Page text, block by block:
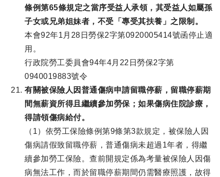
條例第65條規定之當序受益人承領，其受益人如屬孫
子女或兄弟姐妹者，不受「專受其扶養」之限制。
本會92年1月28日勞保2字第0920005414號函停止適
用。
行政院勞工委員會94年4月22日勞保2字第
0940019883號令
有關被保險人因普通傷病申請留職停薪，留職停薪期
間無薪資所得且繼續參加勞保；如果傷病住院診療，
得請領傷病給付。
（1）依勞工保險條例第9條第3款規定，被保險人因
傷病請假致留職停薪，普通傷病未超過1年者，得繼
續參加勞工保險。查前開規定係為考量被保險人因傷
病無法工作，而於留職停薪期間仍需醫療照護，故得